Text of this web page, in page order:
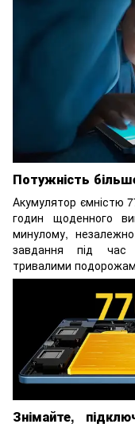
Потужність
Акумулятор ємністю
годин щоденного
минулому,
завдання під час
тривалими
Знімайте,